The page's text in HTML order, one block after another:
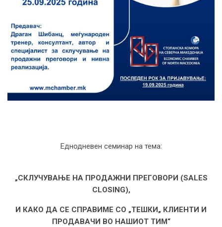
Еднодневен семинар на тема:
„СКЛУЧУВАЊЕ НА ПРОДАЖНИ ПРЕГОВОРИ (SALES
CLOSING),
И КАКО ДА СЕ СПРАВИМЕ СО „ТЕШКИ„ КЛИЕНТИ И
ПРОДАВАЧИ ВО НАШИОТ ТИМ“